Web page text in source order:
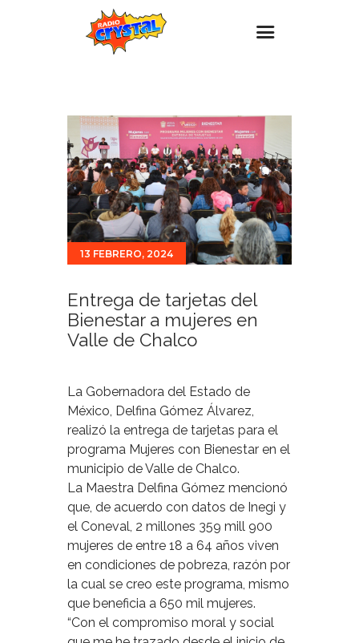
Estaciones
Eventos
Promociones
Noticias
Para ti
Contacto
13 FEBRERO, 2024
Entrega de tarjetas del
Bienestar a mujeres en
Valle de Chalco
La Gobernadora del Estado de
México, Delfina Gómez Álvarez,
realizó la entrega de tarjetas para el
programa Mujeres con Bienestar en el
municipio de Valle de Chalco.
La Maestra Delfina Gómez mencionó
que, de acuerdo con datos de Inegi y
el Coneval, 2 millones 359 mill 900
mujeres de entre 18 a 64 años viven
en condiciones de pobreza, razón por
la cual se creo este programa, mismo
que beneficia a 650 mil mujeres.
“Con el compromiso moral y social